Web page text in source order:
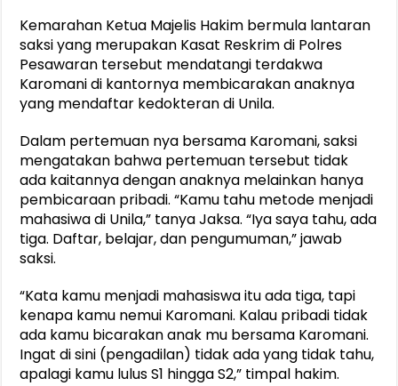
Kemarahan Ketua Majelis Hakim bermula lantaran
saksi yang merupakan Kasat Reskrim di Polres
Pesawaran tersebut mendatangi terdakwa
Karomani di kantornya membicarakan anaknya
yang mendaftar kedokteran di Unila.
Dalam pertemuan nya bersama Karomani, saksi
mengatakan bahwa pertemuan tersebut tidak
ada kaitannya dengan anaknya melainkan hanya
pembicaraan pribadi. “Kamu tahu metode menjadi
mahasiwa di Unila,” tanya Jaksa. “Iya saya tahu, ada
tiga. Daftar, belajar, dan pengumuman,” jawab
saksi.
“Kata kamu menjadi mahasiswa itu ada tiga, tapi
kenapa kamu nemui Karomani. Kalau pribadi tidak
ada kamu bicarakan anak mu bersama Karomani.
Ingat di sini (pengadilan) tidak ada yang tidak tahu,
apalagi kamu lulus S1 hingga S2,” timpal hakim.